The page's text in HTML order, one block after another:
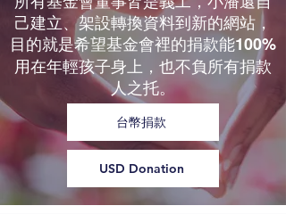
己建立、架設轉換資料到新的網站，
目的就是希望基金會裡的捐款能100%
用在年輕孩子身上，也不負所有捐款
人之托。
台幣捐款
USD Donation